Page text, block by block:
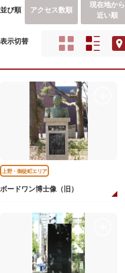
並び順 アクセス数順
現在地から
近い順
表示切替
上野・御徒町エリア
ボードワン博士像（旧）